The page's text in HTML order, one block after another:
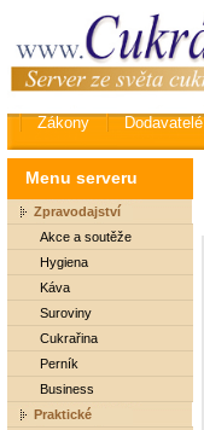
Zákony Dodavatelé
Menu serveru
Zpravodajství
Akce a soutěže
Hygiena
Káva
Suroviny
Cukrařina
Perník
Business
Praktické